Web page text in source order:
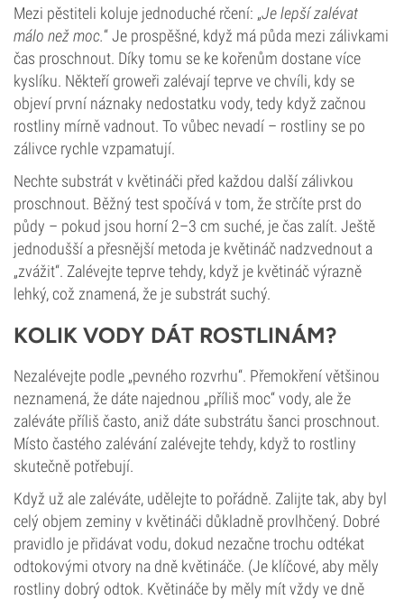
Mezi pěstiteli koluje jednoduché rčení: „Je lepší zalévat
málo než moc.“ Je prospěšné, když má půda mezi zálivkami
čas proschnout. Díky tomu se ke kořenům dostane více
kyslíku. Někteří groweři zalévají teprve ve chvíli, kdy se
objeví první náznaky nedostatku vody, tedy když začnou
rostliny mírně vadnout. To vůbec nevadí – rostliny se po
zálivce rychle vzpamatují.
Nechte substrát v květináči před každou další zálivkou
proschnout. Běžný test spočívá v tom, že strčíte prst do
půdy – pokud jsou horní 2–3 cm suché, je čas zalít. Ještě
jednodušší a přesnější metoda je květináč nadzvednout a
„zvážit“. Zalévejte teprve tehdy, když je květináč výrazně
lehký, což znamená, že je substrát suchý.
KOLIK VODY DÁT ROSTLINÁM?
Nezalévejte podle „pevného rozvrhu“. Přemokření většinou
neznamená, že dáte najednou „příliš moc“ vody, ale že
zaléváte příliš často, aniž dáte substrátu šanci proschnout.
Místo častého zalévání zalévejte tehdy, když to rostliny
skutečně potřebují.
Když už ale zaléváte, udělejte to pořádně. Zalijte tak, aby byl
celý objem zeminy v květináči důkladně provlhčený. Dobré
pravidlo je přidávat vodu, dokud nezačne trochu odtékat
odtokovými otvory na dně květináče. (Je klíčové, aby měly
rostliny dobrý odtok. Květináče by měly mít vždy ve dně